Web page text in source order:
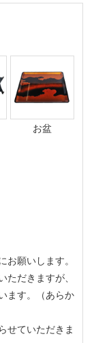
お盆
お願いします。
ただきますが、
ます。（あらか
せていただきま